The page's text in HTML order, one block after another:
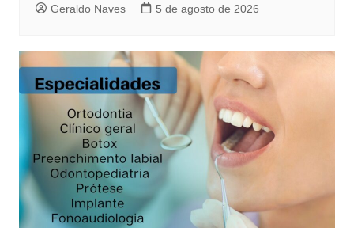
Geraldo Naves 5 de agosto de 2026